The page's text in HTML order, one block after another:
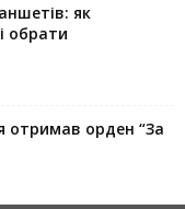
як
обрати
отримав орден “За